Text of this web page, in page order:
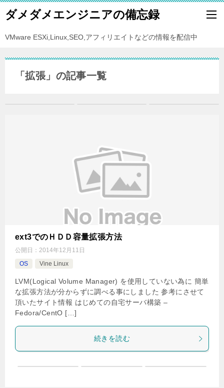
ダメダメエンジニアの備忘録
VMware ESXi,Linux,SEO,アフィリエイトなどの情報を配信中
「拡張」の記事一覧
ext3でのＨＤＤ容量拡張方法
公開日： 2014年12月11日
OS
Vine Linux
LVM(Logical Volume Manager) を使用していない為に 簡単
な拡張方法が分からずに調べる事にしました 参考にさせて
頂いたサイト情報 はじめての自宅サーバ構築 –
Fedora/CentO […]
続きを読む